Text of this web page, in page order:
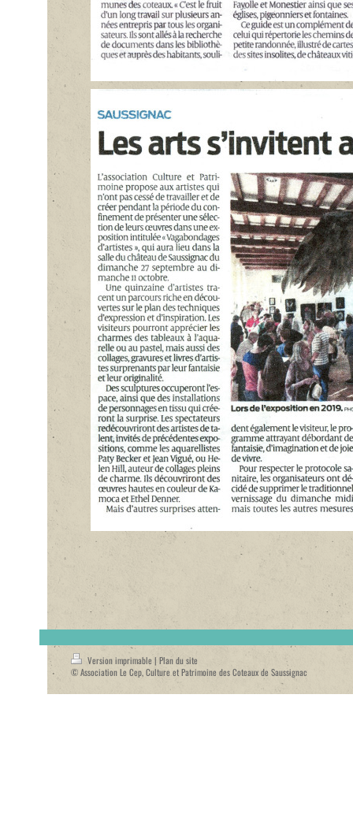
Version imprimable | Plan du site
© Association Le Cep, Culture et Patrimoine des Coteaux de Saussignac